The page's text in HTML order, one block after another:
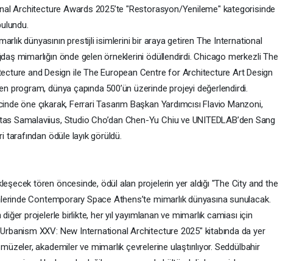
Architecture Awards 2025’te "Restorasyon/Yenileme" kategorisinde
dünyasının prestijli isimlerini bir araya getiren The International
mimarlığın önde gelen örneklerini ödüllendirdi. Chicago merkezli The
and Design ile The European Centre for Architecture Art Design
program, dünya çapında 500’ün üzerinde projeyi değerlendirdi.
öne çıkarak, Ferrari Tasarım Başkan Yardımcısı Flavio Manzoni,
Samalaviius, Studio Cho’dan Chen-Yu Chiu ve UNITEDLAB’den Sang
ödüle layık görüldü.
tören öncesinde, ödül alan projelerin yer aldığı "The City and the
Contemporary Space Athens’te mimarlık dünyasına sunulacak.
projelerle birlikte, her yıl yayımlanan ve mimarlık camiası için
XXV: New International Architecture 2025" kitabında da yer
akademiler ve mimarlık çevrelerine ulaştırılıyor. Seddülbahir